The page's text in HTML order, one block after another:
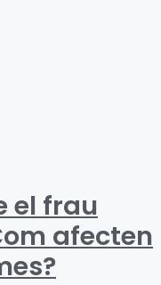
el frau
afecten